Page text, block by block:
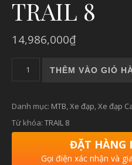
TRAIL 8
14,986,000₫
Xe Đạp CANNONDALE TRAIL
THÊM VÀO GIỎ
Danh mục: MTB,Xe đạp,Xe đạp
Từ khóa: TRAIL 8
ĐẶT HÀNG
Gọi điện xác nhận và